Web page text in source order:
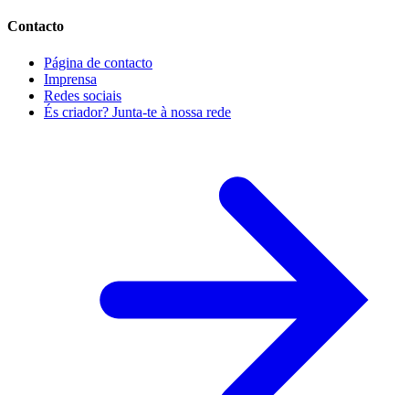
Contacto
Página de contacto
Imprensa
Redes sociais
És criador? Junta-te à nossa rede